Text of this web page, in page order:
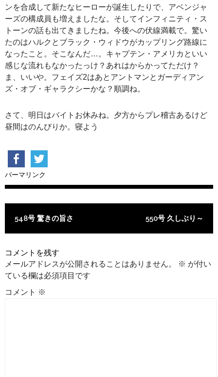
ンを合成して新たなヒーローが誕生したりで、アベンジャ
ーズの構成員も増えましたな。そしてインフィニティ・ス
トーンの話も出てきましたね。今後への伏線満載で。驚い
たのはハルクとブラック・ウィドウがカップリング路線に
なったこと。そこなんだ…。キャプテン・アメリカといい
感じな流れもなかったっけ？あれはからかってただけ？
ま、いいや。フェイズ2はあとアントマンとガーディアン
ズ・オブ・ギャラクシーかな？順調ね。
さて、明日はバイトお休みね。夕方からプレ稽古あるけど
昼間はのんびりか。寝よう
パーマリンク
投稿ナビゲーション
548号 驚きの旨さ 550号 久しぶり～
コメントを残す
メールアドレスが公開されることはありません。 ※ が付い
ている欄は必須項目です
コメント ※